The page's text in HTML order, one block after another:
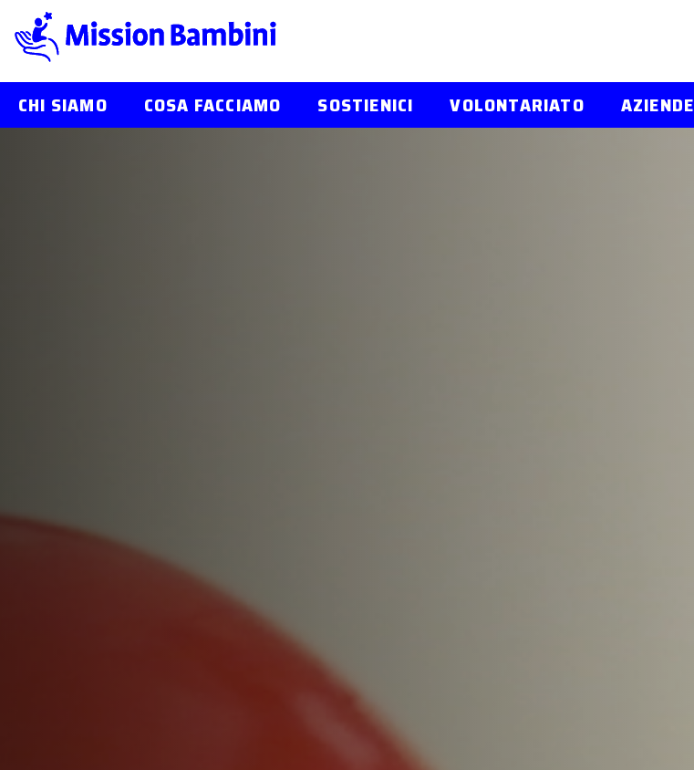
CHI SIAMO COSA FACCIAMO SOSTIENICI VOLONTARIATO AZIENDE